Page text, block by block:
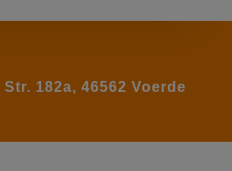
182a, 46562 Voerde